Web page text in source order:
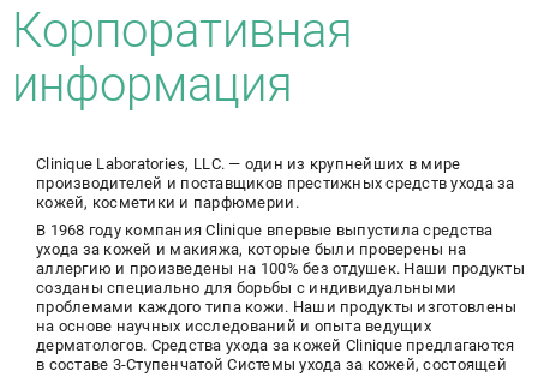
Корпоративная
информация
Clinique Laboratories, LLC. — один из крупнейших в мире
производителей и поставщиков престижных средств ухода за
кожей, косметики и парфюмерии.
В 1968 году компания Clinique впервые выпустила средства
ухода за кожей и макияжа, которые были проверены на
аллергию и произведены на 100% без отдушек. Наши продукты
созданы специально для борьбы с индивидуальными
проблемами каждого типа кожи. Наши продукты изготовлены
на основе научных исследований и опыта ведущих
дерматологов. Средства ухода за кожей Clinique предлагаются
в составе 3-Ступенчатой Системы ухода за кожей, состоящей